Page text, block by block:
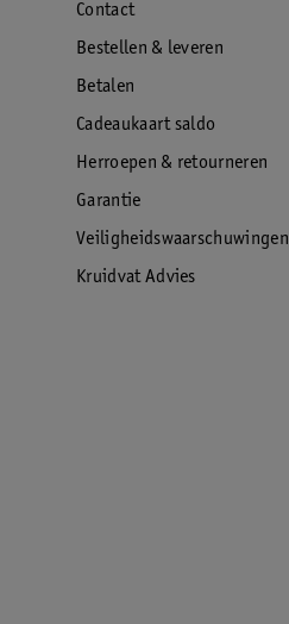
Contact
Bestellen & leveren
Betalen
Cadeaukaart saldo
Herroepen & retourneren
Garantie
Veiligheidswaarschuwingen
Kruidvat Advies